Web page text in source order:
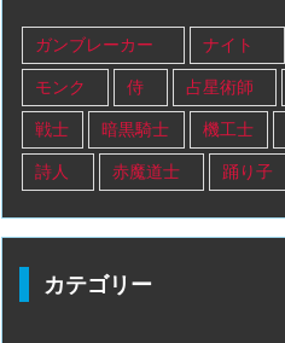
ガンブレーカー ナイト
モンク 侍 占星術師
戦士 暗黒騎士 機工士
詩人 赤魔道士 踊り子
カテゴリー